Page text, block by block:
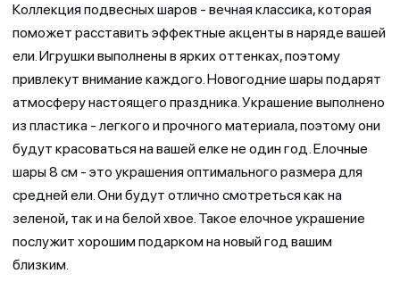
Коллекция подвесных шаров - вечная классика, которая
поможет расставить эффектные акценты в наряде вашей
ели. Игрушки выполнены в ярких оттенках, поэтому
привлекут внимание каждого. Новогодние шары подарят
атмосферу настоящего праздника. Украшение выполнено
из пластика - легкого и прочного материала, поэтому они
будут красоваться на вашей елке не один год. Елочные
шары 8 см - это украшения оптимального размера для
средней ели. Они будут отлично смотреться как на
зеленой, так и на белой хвое. Такое елочное украшение
послужит хорошим подарком на новый год вашим
близким.